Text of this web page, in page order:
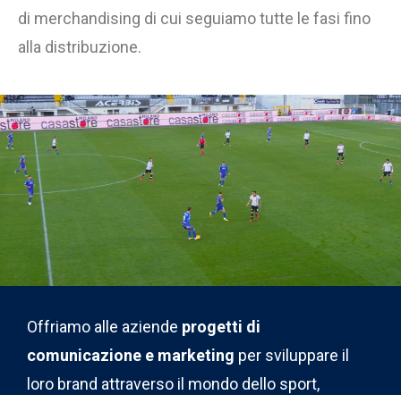
di merchandising di cui seguiamo tutte le fasi fino
alla distribuzione.
Offriamo alle aziende progetti di
comunicazione e marketing per sviluppare il
loro brand attraverso il mondo dello sport,